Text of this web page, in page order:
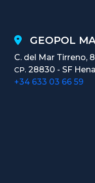
GEOPOL
C. del Mar Tirreno,
CP. 28830 - SF
+34 633 03 66 59